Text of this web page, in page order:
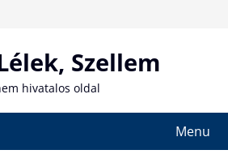
Szellem
hivatalos oldal
Menu